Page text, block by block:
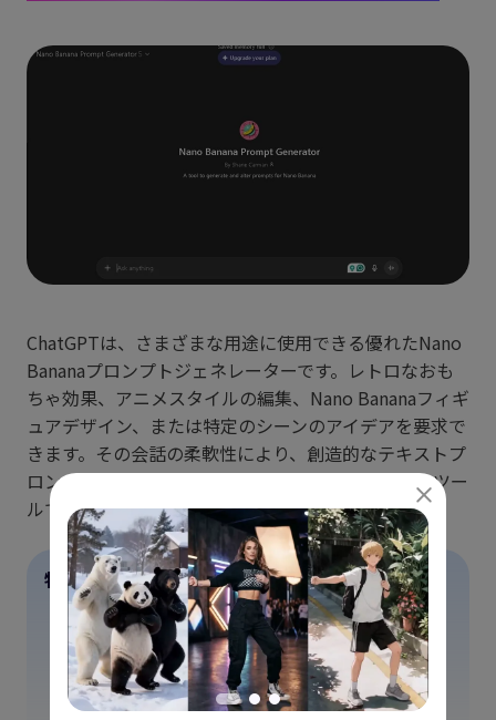
ChatGPTは、さまざまな用途に使用できる優れたNano
Bananaプロンプトジェネレーターです。レトロなおも
ちゃ効果、アニメスタイルの編集、Nano Bananaフィギ
ュアデザイン、または特定のシーンのアイデアを要求で
きます。その会話の柔軟性により、創造的なテキストプ
ロンプトを磨き、カスタマイズするための好ましいツー
ルです。
特徴
迅速なプロンプト生成
アニメにインスパイアされた変更
超現実的な夢のような画像と3Dフィギュアのためのカスタマイ
ズ可能なアイデア